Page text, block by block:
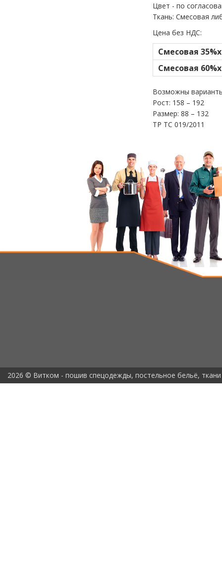
Цвет - по
Ткань: Смесовая
Цена без НДС:
Смесовая
Смесовая
Возможны
Рост: 158 – 192
Размер: 88 – 132
ТР ТС 019/2011
2026 © Витком - пошив спецодежды, постельное бельё, ткани